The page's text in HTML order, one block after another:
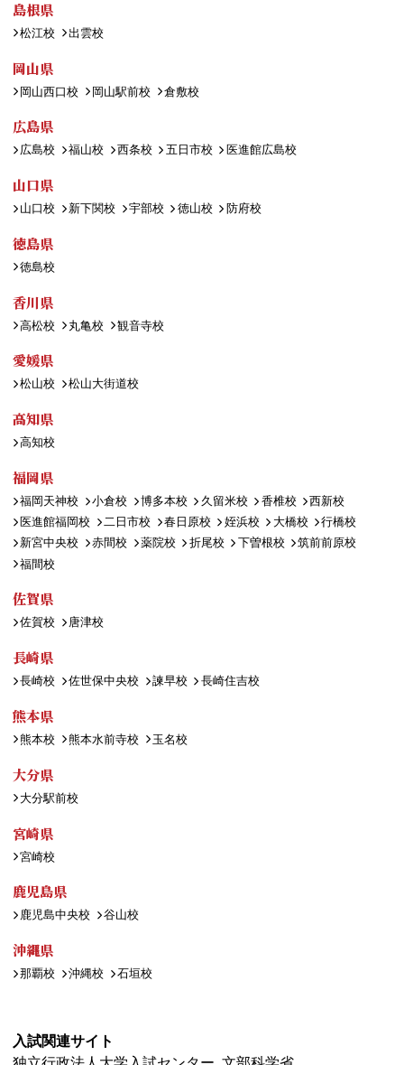
島根県
松江校 出雲校
岡山県
岡山西口校 岡山駅前校 倉敷校
広島県
広島校 福山校 西条校 五日市校 医進館広島校
山口県
山口校 新下関校 宇部校 徳山校 防府校
徳島県
徳島校
香川県
高松校 丸亀校 観音寺校
愛媛県
松山校 松山大街道校
高知県
高知校
福岡県
福岡天神校 小倉校 博多本校 久留米校 香椎校
西新校
医進館福岡校
二日市校 春日原校 姪浜校 大橋校
行橋校
新宮中央校
赤間校 薬院校 折尾校 下曽根校
筑前前原校
福間校
佐賀県
佐賀校 唐津校
長崎県
長崎校 佐世保中央校 諫早校 長崎住吉校
熊本県
熊本校 熊本水前寺校 玉名校
大分県
大分駅前校
宮崎県
宮崎校
鹿児島県
鹿児島中央校 谷山校
沖縄県
那覇校 沖縄校 石垣校
入試関連サイト